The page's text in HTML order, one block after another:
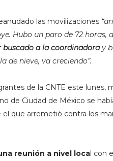
las movilizaciones
Hubo un paro de 72 horas,
buscado a la coordinadoray
de nieve, va creciendo”.
de la CNTE este lunes,
de Ciudad de México se
el que arremetió contra los
reunión a nivel local con